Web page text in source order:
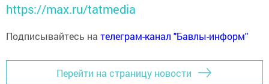
https://max.ru/tatmedia
Подписывайтесь на телеграм-канал "Бавлы-информ"
Перейти на страницу новости